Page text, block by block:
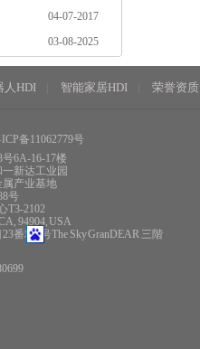
04-07-2017
03-08-2025
人HDI 智能家居HDI 荣誉资质
备11062779号
6A-16-17楼
新达工业园
产业基地
号
T3-2102
94904, USA
番地8号The Sky GranDEAR 三階